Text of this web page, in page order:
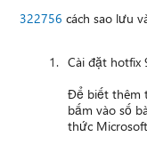
322756 cách sao lưu
Cài đặt hotfix
Để biết thêm
bấm vào số
thức